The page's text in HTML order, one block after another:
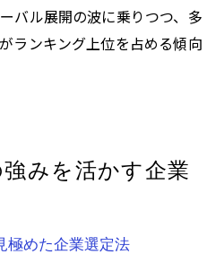
バル展開の波に乗りつつ、多
ランキング上位を占める傾向
みを活かす企業
極めた企業選定法